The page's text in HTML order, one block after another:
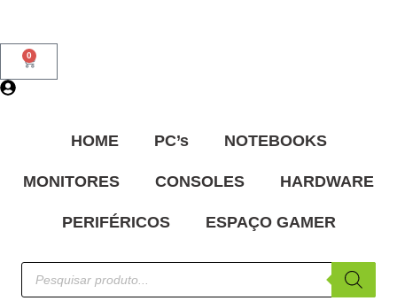
0
HOME PC’s NOTEBOOKS
MONITORES CONSOLES HARDWARE
PERIFÉRICOS ESPAÇO GAMER